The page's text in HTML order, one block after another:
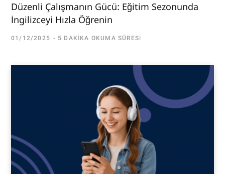
Düzenli Çalışmanın Gücü: Eğitim Sezonunda
İngilizceyi Hızla Öğrenin
01/12/2025 5 DAKIKA OKUMA SÜRESI